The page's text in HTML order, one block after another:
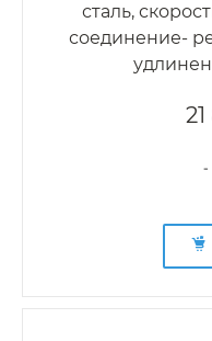
сталь,
соединение-
-